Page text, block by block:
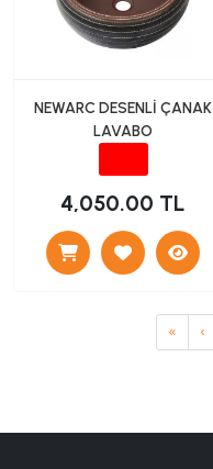
NEWARC DESENLİ ÇANAK
LAVABO
4,050.00 TL
« ‹